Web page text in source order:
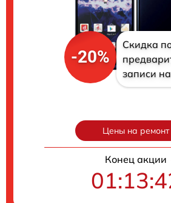
-20%
Скидка
записи
Цены на ремонт
Конец акции